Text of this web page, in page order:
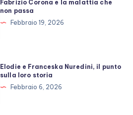
Fabrizio Corona e la malattia che
non passa
Febbraio 19, 2026
Elodie e Franceska Nuredini, il punto
sulla loro storia
Febbraio 6, 2026